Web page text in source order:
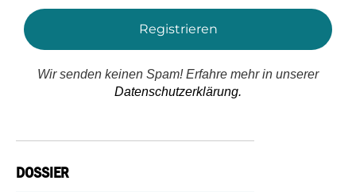
Wir senden keinen Spam! Erfahre mehr in unserer
Datenschutzerklärung.
DOSSIER